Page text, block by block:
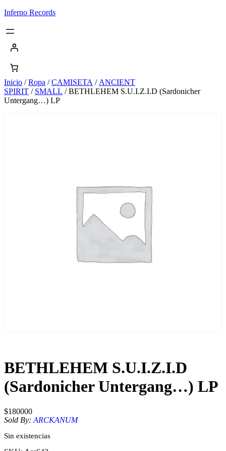
Saltar
contenido
Inferno Records
Inicio /Ropa /CAMISETA / ANCIENT
SPIRIT / SMALL / BETHLEHEM S.U.I.Z.I.D (Sardonicher
Untergang…) LP
BETHLEHEM S.U.I.Z.I.D
(Sardonicher Untergang…) LP
$180000
Sold By: ARCKANUM
Sin existencias